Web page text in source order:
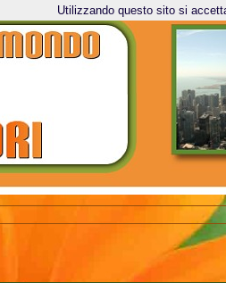
Utilizzando questo sito si